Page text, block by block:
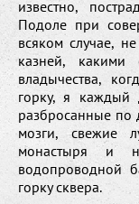
известно,
Подоле при
всяком случае,
казней, какими
владычества,
горку, я каждый
разбросанные по
мозги, свежие
монастыря и
водопроводной
горку сквера.